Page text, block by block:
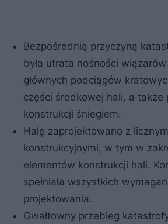
Bezpośrednią przyczyną
była utrata nośności
głównych podciągów
części środkowej hali, a także
konstrukcji śniegiem.
Halę zaprojektowano z
konstrukcyjnymi, w tym w
elementów konstrukcji hali.
spełniała wszystkich
projektowania.
Gwałtowny przebieg